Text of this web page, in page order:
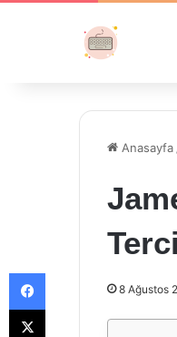
Anasayfa
8 Ağustos
Facebook
X